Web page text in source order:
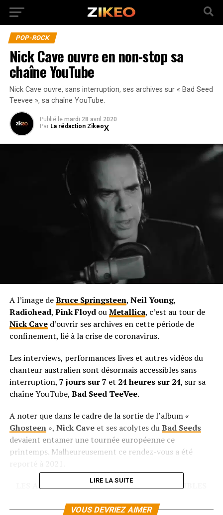
POP-ROCK
Nick Cave ouvre en non-stop sa
chaîne YouTube
Nick Cave ouvre, sans interruption, ses archives sur « Bad Seed
Teevee », sa chaîne YouTube.
Publié le mardi 28 avril 2020
Par La rédaction Zikeo
A l’image deBruce Springsteen, Neil Young,
Radiohead, Pink FloydouMetallica, c’est au tour de
Nick Caved’ouvrir ses archives en cette période de
confinement, lié à la crise de coronavirus.
Les interviews, performances lives et autres vidéos du
chanteur australien sont désormais accessibles sans
interruption, 7 jours sur 7 et 24 heures sur 24, sur sa
chaîne YouTube, Bad Seed TeeVee.
A noter que dans le cadre de la sortie de l’album «
Ghosteen», Nick Caveet ses acolytes duBad Seeds
devaient entamer une tournée européenne ce
printemps. Malheureusement ce rendez-vous a été
LES ALBUMS DE NICK CAVE SONT DISPONIBLES
LIRE LA SUITE
VOUS DEVRIEZ AIMER